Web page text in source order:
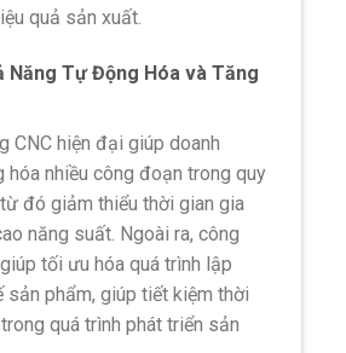
quả sản xuất.
Năng Tự Động Hóa và Tăng
CNC hiện đại giúp doanh
hóa nhiều công đoạn trong quy
đó giảm thiểu thời gian gia
năng suất. Ngoài ra, công
tối ưu hóa quá trình lập
sản phẩm, giúp tiết kiệm thời
quá trình phát triển sản